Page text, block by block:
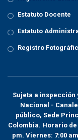
Estatuto Docente
Estatuto
Registro
Sujeta a inspección
Nacional -
público, Sede
Colombia. Horario de
pm. Viernes: 7:00